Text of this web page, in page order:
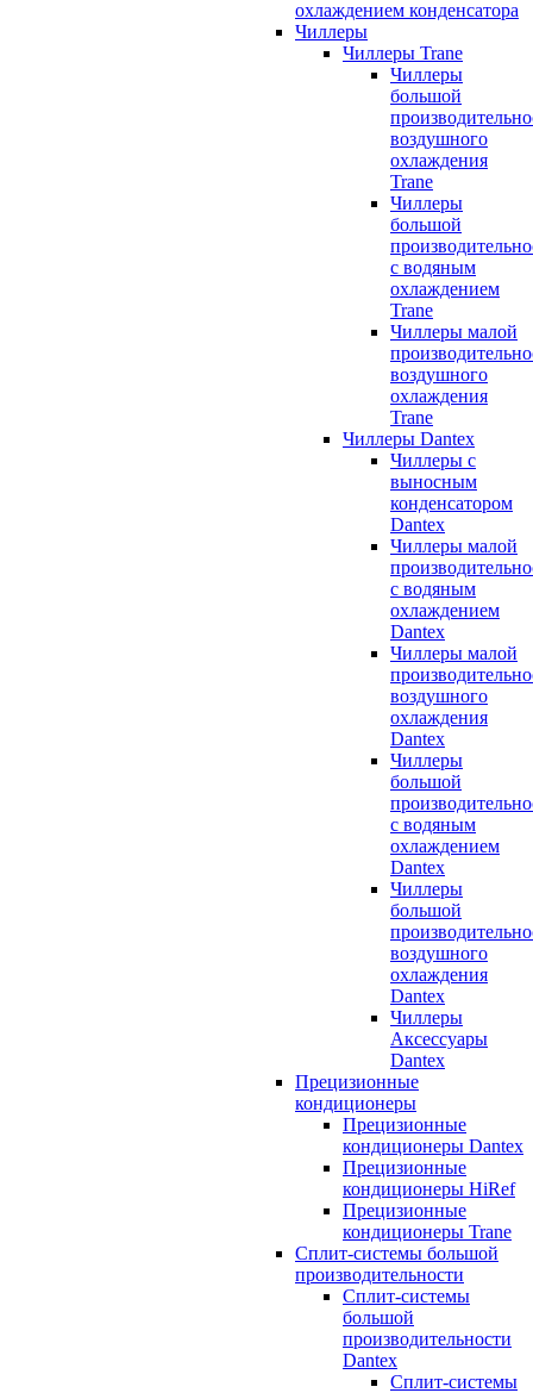
охлаждением конденсатора
Чиллеры
Чиллеры Trane
Чиллеры
большой
воздушного
охлаждения
Trane
Чиллеры
большой
с водяным
охлаждением
Trane
Чиллеры малой
воздушного
охлаждения
Trane
Чиллеры Dantex
Чиллеры с
выносным
конденсатором
Dantex
Чиллеры малой
с водяным
охлаждением
Dantex
Чиллеры малой
воздушного
охлаждения
Dantex
Чиллеры
большой
с водяным
охлаждением
Dantex
Чиллеры
большой
воздушного
охлаждения
Dantex
Чиллеры
Аксессуары
Dantex
Прецизионные
кондиционеры
Прецизионные
кондиционеры Dantex
Прецизионные
кондиционеры HiRef
Прецизионные
кондиционеры Trane
Сплит-системы большой
производительности
Сплит-системы
большой
производительности
Dantex
Сплит-системы